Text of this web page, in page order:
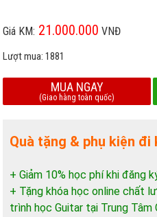
Giá KM: 21.000.000 VNĐ
Lượt mua:1881
MUA NGAY
(Giao hàng toàn quốc)
Quà tặng & phụ kiện đi
+ Giảm 10% học phí khi đăng
+ Tặng khóa học online chất
trình học Guitar tại Trung Tâm